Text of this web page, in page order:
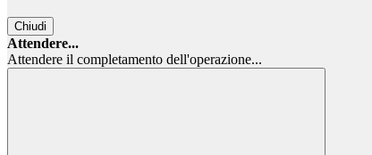
Chiudi
Attendere...
Attendere il completamento dell'operazione...